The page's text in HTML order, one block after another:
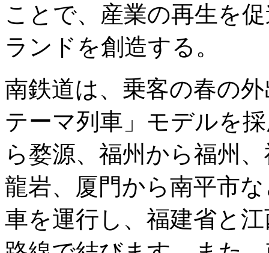
ことで、産業の再生を
ランドを創造する。
南鉄道は、乗客の春の
テーマ列車」モデルを
ら婺源、福州から福州
龍岩、厦門から南平市
車を運行し、福建省と